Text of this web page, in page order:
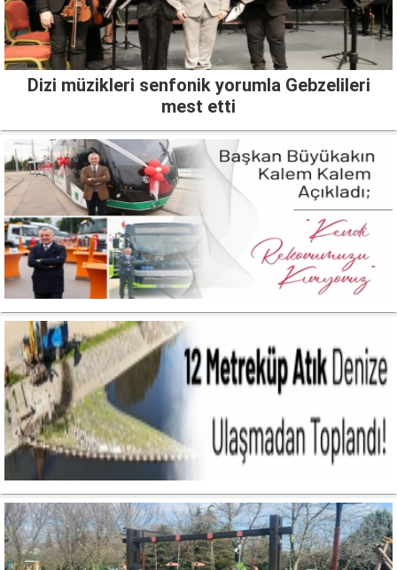
Dizi müzikleri senfonik yorumla Gebzelileri
mest etti